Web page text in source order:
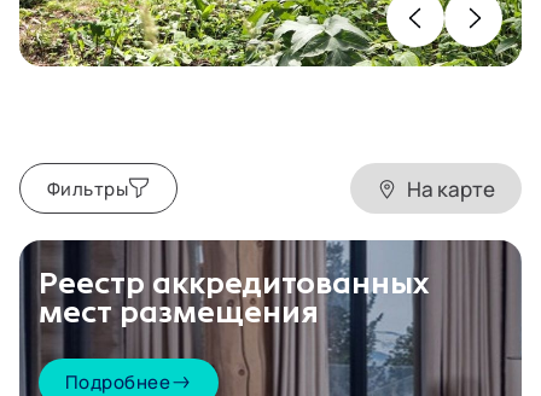
Фильтры На карте
Реестр аккредитованных
мест размещения
Подробнее